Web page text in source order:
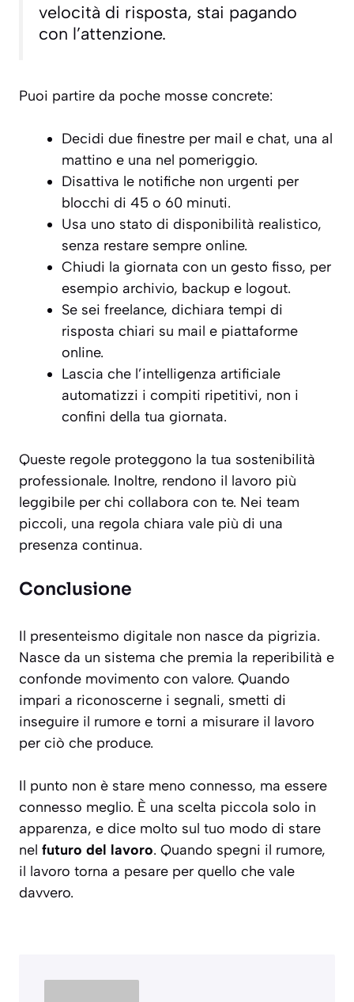
velocità di risposta, stai pagando
con l’attenzione.
Puoi partire da poche mosse concrete:
Decidi due finestre per mail e chat, una al
mattino e una nel pomeriggio.
Disattiva le notifiche non urgenti per
blocchi di 45 o 60 minuti.
Usa uno stato di disponibilità realistico,
senza restare sempre online.
Chiudi la giornata con un gesto fisso, per
esempio archivio, backup e logout.
Se sei freelance, dichiara tempi di
risposta chiari su mail e piattaforme
online.
Lascia che l’intelligenza artificiale
automatizzi i compiti ripetitivi, non i
confini della tua giornata.
Queste regole proteggono la tua sostenibilità
professionale. Inoltre, rendono il lavoro più
leggibile per chi collabora con te. Nei team
piccoli, una regola chiara vale più di una
presenza continua.
Conclusione
Il presenteismo digitale non nasce da pigrizia.
Nasce da un sistema che premia la reperibilità e
confonde movimento con valore. Quando
impari a riconoscerne i segnali, smetti di
inseguire il rumore e torni a misurare il lavoro
per ciò che produce.
Il punto non è stare meno connesso, ma essere
connesso meglio. È una scelta piccola solo in
apparenza, e dice molto sul tuo modo di stare
nel futuro del lavoro. Quando spegni il rumore,
il lavoro torna a pesare per quello che vale
davvero.